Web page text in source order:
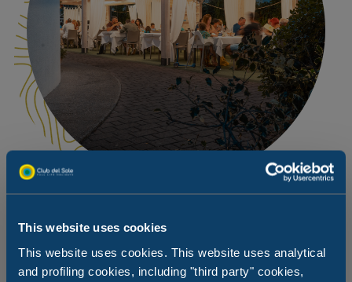
This website uses cookies
This website uses cookies. This website uses analytical
and profiling cookies, including "third party" cookies,
Idealny dzień z psem... ale teraz czas
na kolację